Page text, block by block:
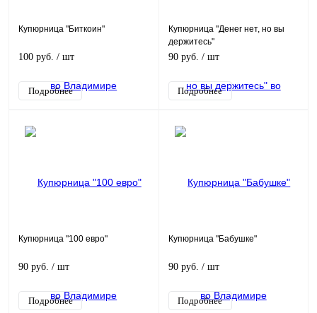
Купюрница "Биткоин"
100 руб. / шт
Подробнее
Купюрница "Денег нет, но вы
держитесь"
90 руб. / шт
Подробнее
Купюрница "100 евро"
90 руб. / шт
Подробнее
Купюрница "Бабушке"
90 руб. / шт
Подробнее